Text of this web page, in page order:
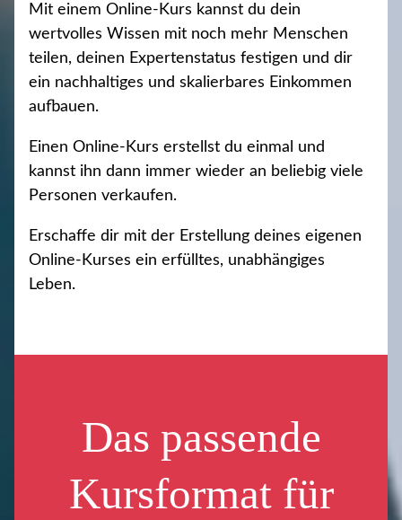
Mit einem Online-Kurs kannst du dein
wertvolles Wissen mit noch mehr Menschen
teilen, deinen Expertenstatus festigen und dir
ein nachhaltiges und skalierbares Einkommen
aufbauen.
Einen Online-Kurs erstellst du einmal und
kannst ihn dann immer wieder an beliebig viele
Personen verkaufen.
Erschaffe dir mit der Erstellung deines eigenen
Online-Kurses ein erfülltes, unabhängiges
Leben.
Das passende
Kursformat für